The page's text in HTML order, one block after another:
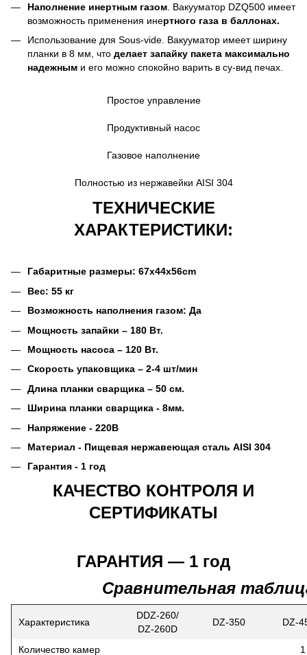
Наполнение инертным газом . Вакууматор DZQ500 имеет
возможность применения инертного газа в баллонах.
Использование для Sous-vide. Вакууматор имеет ширину
планки в 8 мм, что делает запайку пакета максимально
надежным и его можно спокойно варить в су-вид печах.
Простое управление
Продуктивный насос
Газовое наполнение
Полностью из нержавейки AISI 304
ТЕХНИЧЕСКИЕ
ХАРАКТЕРИСТИКИ:
Габаритные размеры: 67x44x56cm
Вес: 55 кг
Возможность наполнения газом: Да
Мощность запайки – 180 Вт.
Мощность насоса – 120 Вт.
Скорость упаковщика – 2-4 шт/мин
Длина планки сварщика – 50 см.
Ширина планки сварщика - 8мм.
Напряжение - 220В
Материал - Пищевая нержавеющая сталь AISI 304
Гарантия - 1 год
КАЧЕСТВО КОНТРОЛЯ И
СЕРТИФИКАТЫ
ГАРАНТИЯ — 1 год
Сравнительная
Характеристика
DDZ-260/
DZ-260D
DZ-350 DZ-
Количество камер 1